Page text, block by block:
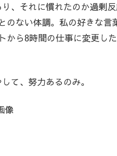
、それに慣れたのか過剰
のない体調。私の好きな言
から8時間の仕事に変更し
て、努力あるのみ。
像